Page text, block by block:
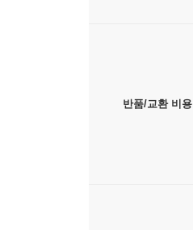
반품/교환 비용